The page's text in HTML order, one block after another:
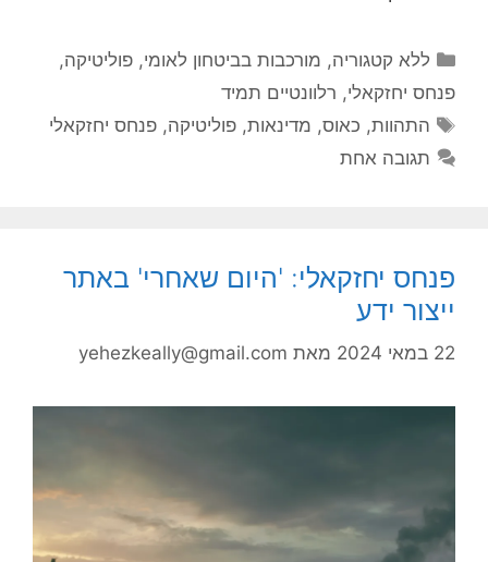
קטגוריות
ללא קטגוריה, מורכבות בביטחון לאומי,פוליטיקה,
פנחס יחזקאלי, רלוונטיים תמיד
תגיות
התהוות, כאוס, מדינאות,פוליטיקה,פנחס יחזקאלי
תגובה אחת
פנחס יחזקאלי: 'היום שאחרי' באתר
ייצור ידע
22 במאי 2024 מאת yehezkeally@gmail.com